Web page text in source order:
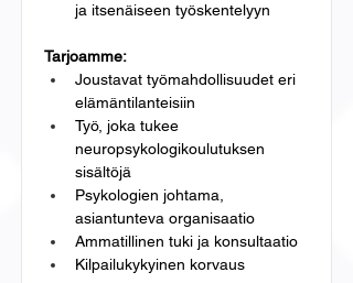
ja itsenäiseen työskentelyyn
Tarjoamme:
Joustavat työmahdollisuudet eri
elämäntilanteisiin
Työ, joka tukee
neuropsykologikoulutuksen
sisältöjä
Psykologien johtama,
asiantunteva organisaatio
Ammatillinen tuki ja konsultaatio
Kilpailukykyinen korvaus